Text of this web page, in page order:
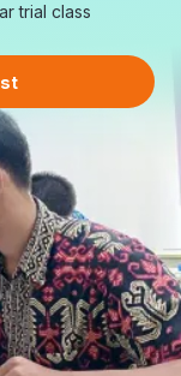
trial class